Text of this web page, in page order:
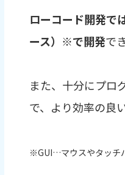
ローコード開発で
ース）※で開発で
また、十分にプロ
で、より効率の良
※GUI…マウスやタッチ